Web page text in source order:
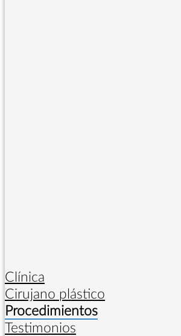
Clínica
Cirujano plástico
Procedimientos
Testimonios